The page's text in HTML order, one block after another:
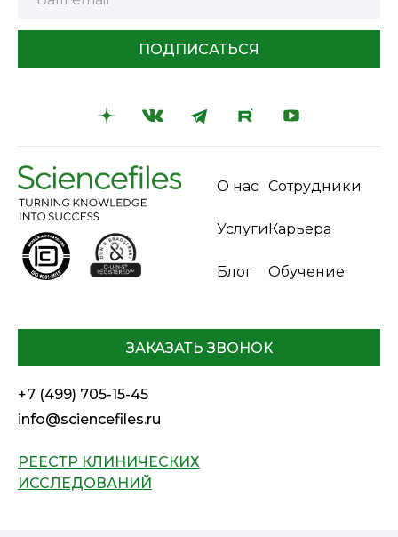
ПОДПИСАТЬСЯ
О нас
Услуги
Блог
Сотрудники
Карьера
Обучение
ЗАКАЗАТЬ ЗВОНОК
+7 (499) 705-15-45
info@sciencefiles.ru
РЕЕСТР КЛИНИЧЕСКИХ
ИССЛЕДОВАНИЙ